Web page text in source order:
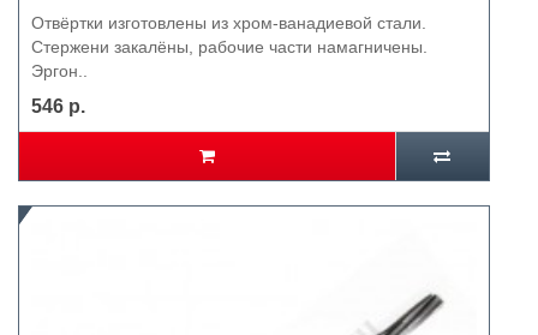
Отвёртки изготовлены из хром-ванадиевой стали.
Стержени закалёны, рабочие части намагничены.
Эргон..
546 р.